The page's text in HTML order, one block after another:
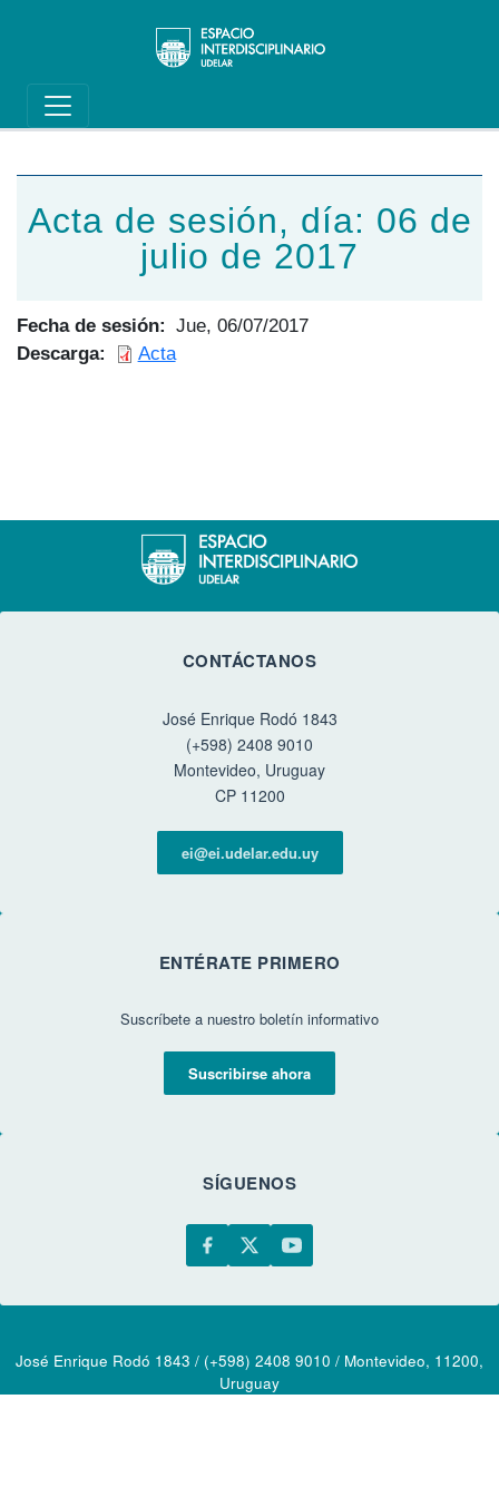
Main navigation
Acta de sesión, día: 06 de
julio de 2017
Fecha de sesión
Jue, 06/07/2017
Descarga
Acta
CONTÁCTANOS
José Enrique Rodó 1843
(+598) 2408 9010
Montevideo, Uruguay
CP 11200
ei@ei.udelar.edu.uy
ENTÉRATE PRIMERO
Suscríbete a nuestro boletín informativo
Suscribirse ahora
SÍGUENOS
José Enrique Rodó 1843 / (+598) 2408 9010 / Montevideo, 11200,
Uruguay